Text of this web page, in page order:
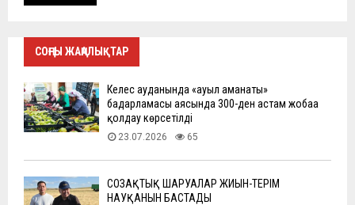
СОҢҒЫ ЖАҢАЛЫҚТАР
Келес ауданында «ауыл аманаты»
бағдарламасы аясында 300-ден астам жобаға
қолдау көрсетілді
23.07.2026 65
СОЗАҚТЫҚ ШАРУАЛАР ЖИЫН-ТЕРІМ
НАУҚАНЫН БАСТАДЫ